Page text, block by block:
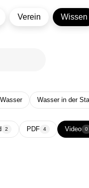
Verein Wissen
Wasser in der
2 PDF 4 Video 0